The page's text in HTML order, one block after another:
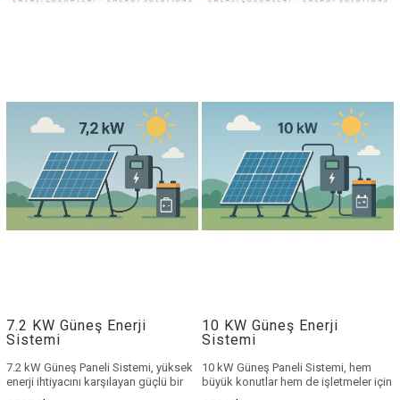
inceleyebilirsiniz:
👉Mobil Solar Jeneratör
✔️ Taşınabilir kullanım
✔️ Kurulumsuz hazır sistem
✔️ Güncel teknoloji ve yüksek
verim
⚡ İncelediğiniz paket
Mobil Solar Jeneratör
Çözümlerini İncele
✔️ Taşınabilir kullanım
✔️ Kurulumsuz hazır sistem
✔️ Güncel teknoloji ve yüksek
verim
WhatsApp ile Hemen
7.2 KW Güneş Enerji
Sistemi
7.2 kW Güneş Paneli Sistemi, yüksek
enerji ihtiyacını karşılayan güçlü bir
off grid çözümdür
10 KW Güneş Enerji
Sistemi
10 kW Güneş Paneli Sistemi, hem
büyük konutlar hem de işletmeler için
geliştirilmiş, güçlü bir